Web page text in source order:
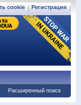
Регистрация
cookie
Расширенный поиск